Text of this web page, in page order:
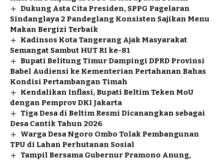
Dukung Asta Cita Presiden, SPPG Pagelaran
Sindanglaya 2 Pandeglang Konsisten Sajikan Menu
Makan Bergizi Terbaik
Kadinsos Kota Tangerang Ajak Masyarakat
Semangat Sambut HUT RI ke-81
Bupati Belitung Timur Dampingi DPRD Provinsi
Babel Audiensi ke Kementerian Pertahanan Bahas
Kondisi Pertambangan Timah
Kendalikan Inflasi, Bupati Beltim Teken MoU
dengan Pemprov DKI Jakarta
Tiga Desa di Beltim Resmi Dicanangkan sebagai
Desa Cantik Tahun 2026
Warga Desa Ngoro Ombo Tolak Pembangunan
TPU di Lahan Perhutanan Sosial
Tampil Bersama Gubernur Pramono Anung,